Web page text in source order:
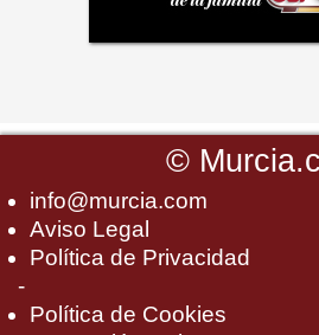
©
info@murcia.com
Aviso Legal
Política de Privacidad
-
Política de Cookies